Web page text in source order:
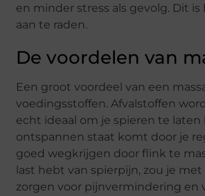
en minder stress als gevolg. Dit
aan te raden.
De voordelen van
Een groot voordeel van een
voedingsstoffen. Afvalstoffen
echt ideaal om je spieren te
ontspannen staat komt door je
goed wegkrijgen door flink te
last hebt van spierpijn, zou je
zorgen voor pijnvermindering en